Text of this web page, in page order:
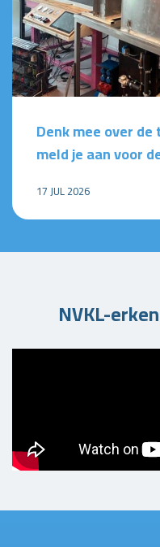
Denk mee over
meld je aan voor
17 JUL 2026
NVKL-